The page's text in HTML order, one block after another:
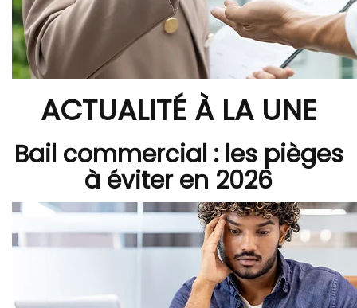
ACTUALITÉ À LA UNE
Bail commercial : les pièges
à éviter en 2026